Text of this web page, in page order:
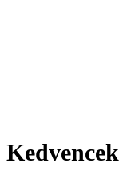
Kedvencek